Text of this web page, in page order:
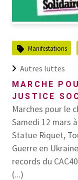
Manifestations
Autres luttes
MARCHE
JUSTICE
Marches pour le
Samedi 12 mars
Statue Riquet,
Guerre en
records du
(...)